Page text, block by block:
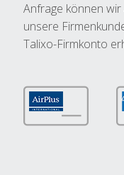
Anfrage können
unsere
Talixo-Firmkonto